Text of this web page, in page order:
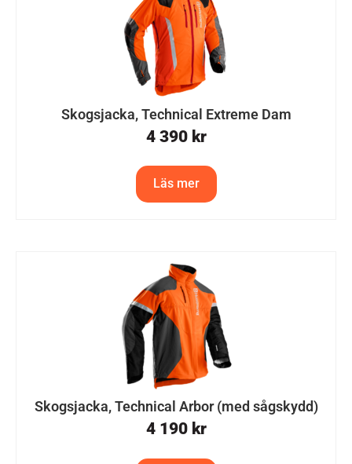
Skogsjacka, Technical Extreme Dam
4 390 kr
Läs mer
Skogsjacka, Technical Arbor (med sågskydd)
4 190 kr